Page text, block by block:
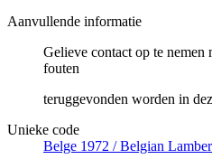
Aanvullende informatie
Gelieve contact op te nemen
fouten
teruggevonden worden in
Unieke code
Belge 1972 / Belgian